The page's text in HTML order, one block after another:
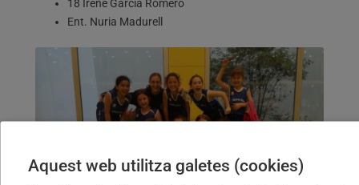
18 Irene García Romero
Ent. Nuria Madurell
Aquest web utilitza galetes (cookies)